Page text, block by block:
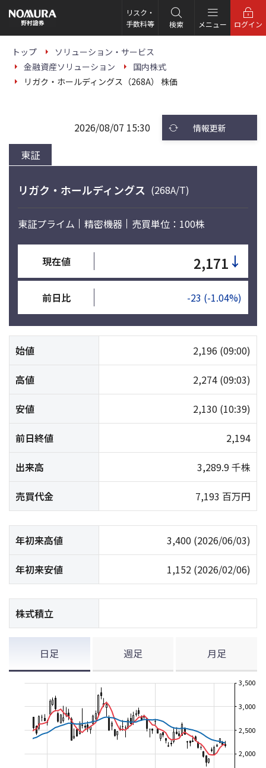
の
ー
リスク・
手数料等
検索 メニュー ログイン
トップ
ソリューション・サービス
金融資産ソリューション
国内株式
リガク・ホールディングス（268A） 株価
東証
2026/08/07 15:30 情報更新
リガク・ホールディングス (268A/T)
東証プライム 精密機器 売買単位：100株
現在値 2,171 ↓
前日比 -23 (-1.04%)
始値 2,196 (09:00)
高値 2,274 (09:03)
安値 2,130 (10:39)
前日終値 2,194
出来高 3,289.9 千株
売買代金 7,193 百万円
年初来高値 3,400 (2026/06/03)
年初来安値 1,152 (2026/02/06)
株式積立
日足 週足 月足
2,000
2,500
3,000
3,500